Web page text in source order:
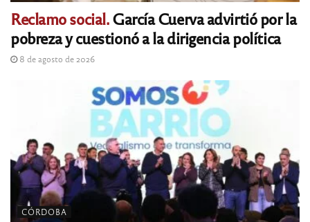
Reclamo social.García Cuerva advirtió por la
pobreza y cuestionó a la dirigencia política
8 de agosto de 2026
CÓRDOBA